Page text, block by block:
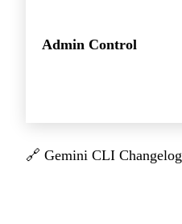
Admin Control
🔗 Gemini CLI Changelog